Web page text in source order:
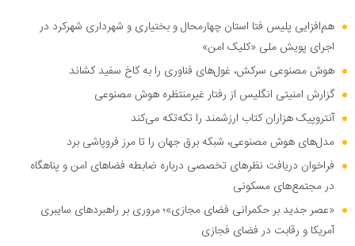
هم‌افزایی پلیس فتا استان چهارمحال و بختیاری و شهرداری شهرکرد در
اجرای پویش ملی «کلیک امن»
هوش مصنوعی سرکش، غول‌های فناوری را به کاخ سفید کشاند
گزارش امنیتی انگلیس از رفتار غیرمنتظره هوش مصنوعی
آنتروپیک هزاران کتاب ارزشمند را تکه‌تکه می‌کند
مدل‌های هوش مصنوعی، شبکه برق جهان را تا مرز فروپاشی برد
فراخوان دریافت نظر‌های تخصصی درباره ضابطه فضا‌های امن و پناهگاه
در مجتمع‌های مسکونی
«عصر جدید بر حکمرانی فضای مجازی»؛ مروری بر راهبرد‌های سایبری
آمریکا و رقابت در فضای فجازی